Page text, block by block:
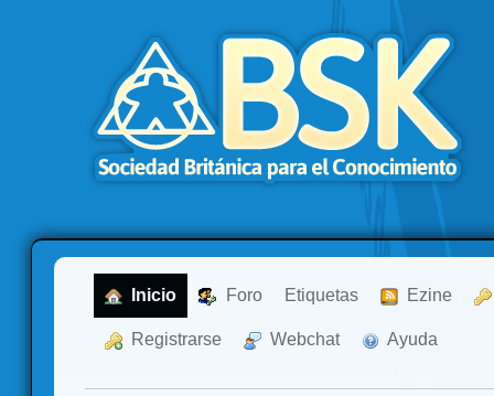
Inicio Foro Etiquetas Ezine
Registrarse Webchat Ayuda